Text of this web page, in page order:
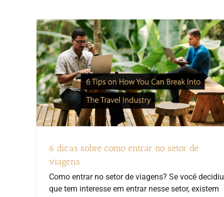
6 dicas sobre como entrar no setor de
viagens
Como entrar no setor de viagens? Se você decidiu
que tem interesse em entrar nesse setor, existem